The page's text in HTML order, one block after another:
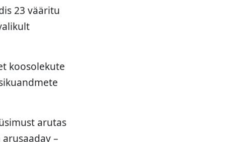
23 vääritu
koosolekute
arutas
–